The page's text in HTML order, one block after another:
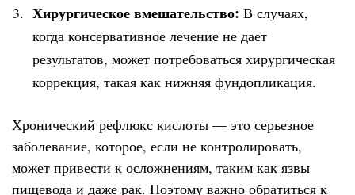
Хирургическое вмешательство: В случаях,
когда консервативное лечение не дает
результатов, может потребоваться хирургическая
коррекция, такая как нижняя фундопликация.
Хронический рефлюкс кислоты — это серьезное
заболевание, которое, если не контролировать,
может привести к осложнениям, таким как язвы
пищевода и даже рак. Поэтому важно обратиться к